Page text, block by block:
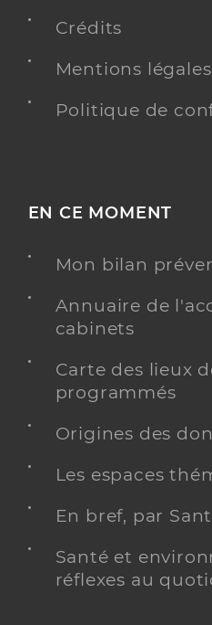
Crédits
Mentions légales
Politique de
EN CE MOMENT
Mon bilan
Annuaire de
cabinets
Carte des lieux
programmés
Origines des
Les espaces
En bref, par
Santé et
réflexes au